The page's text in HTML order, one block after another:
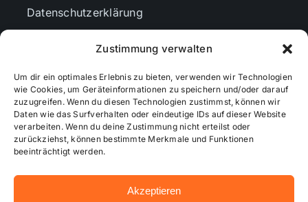
Zustimmung verwalten
Um dir ein optimales Erlebnis zu bieten, verwenden wir Technologien
wie Cookies, um Geräteinformationen zu speichern und/oder darauf
zuzugreifen. Wenn du diesen Technologien zustimmst, können wir
Daten wie das Surfverhalten oder eindeutige IDs auf dieser Website
verarbeiten. Wenn du deine Zustimmung nicht erteilst oder
zurückziehst, können bestimmte Merkmale und Funktionen
beeinträchtigt werden.
Akzeptieren
Datenschutzerklärung
Cookie-Richtlinie (EU)
Mediendaten